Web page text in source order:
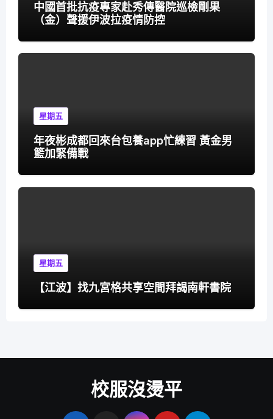
中國首批抗疫專家赴秀傳醫院巡檢剛果
（金）聲援伊波拉疫情防控
星期五
年夜彬成都回來台包養app忙練習 黃金男
籃加緊備戰
星期五
【江波】找九宮格共享空間拜謁南軒書院
校服沒燙平